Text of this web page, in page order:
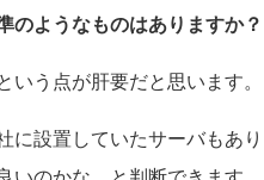
のようなものはありますか？
う点が肝要だと思います。
設置していたサーバもあり